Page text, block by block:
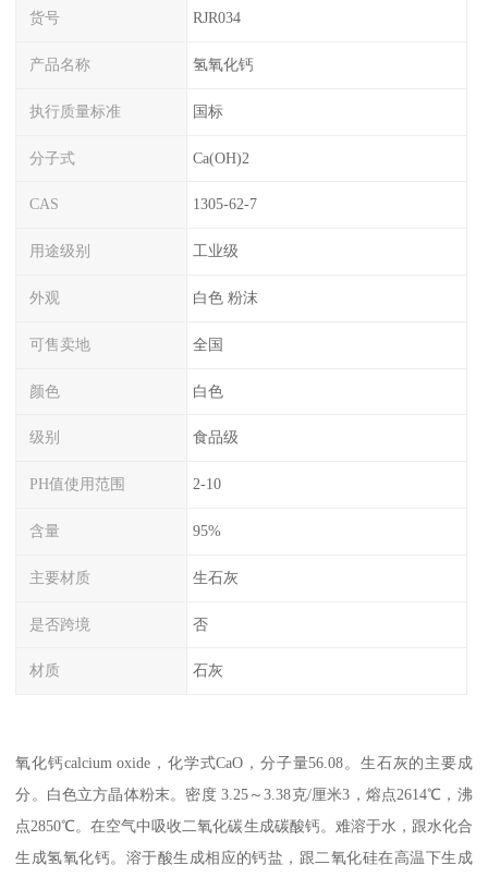
货号 RJR034
产品名称 氢氧化钙
执行质量标准 国标
分子式 Ca(OH)2
CAS 1305-62-7
用途级别 工业级
外观 白色 粉沫
可售卖地 全国
颜色 白色
级别 食品级
PH值使用范围 2-10
含量 95%
主要材质 生石灰
是否跨境 否
材质 石灰
氧化钙calcium oxide，化学式CaO，分子量56.08。生石灰的主要成
分。白色立方晶体粉末。密度 3.25～3.38克/厘米3，熔点2614℃，沸
点2850℃。在空气中吸收二氧化碳生成碳酸钙。难溶于水，跟水化合
生成氢氧化钙。溶于酸生成相应的钙盐，跟二氧化硅在高温下生成